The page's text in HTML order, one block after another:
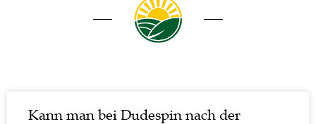
Kann man bei Dudespin nach der